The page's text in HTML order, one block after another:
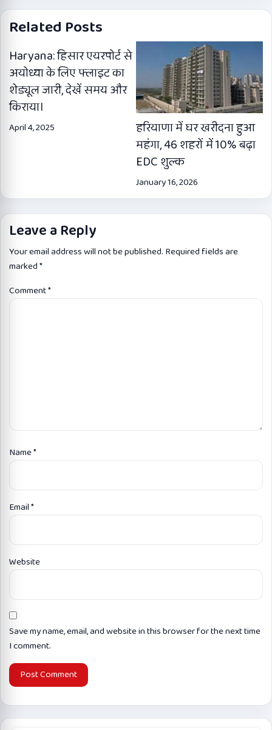
Related Posts
Haryana: हिसार एयरपोर्ट से
अयोध्या के लिए फ्लाइट का
शेड्यूल जारी, देखें समय और
किराया।
April 4, 2025
हरियाणा में घर खरीदना हुआ
महंगा, 46 शहरों में 10% बढ़ा
EDC शुल्क
January 16, 2026
Leave a Reply
Your email address will not be published. Required fields are
marked*
Comment*
Name*
Email*
Website
Save my name, email, and website in this browser for the next time
I comment.